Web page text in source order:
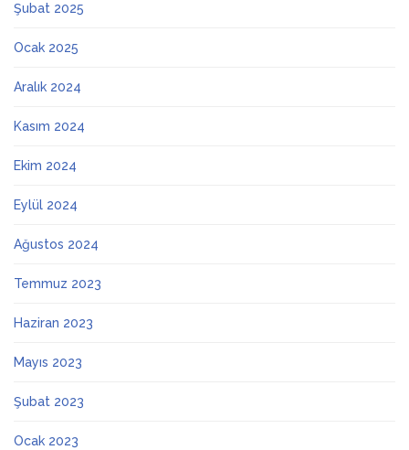
Şubat 2025
Ocak 2025
Aralık 2024
Kasım 2024
Ekim 2024
Eylül 2024
Ağustos 2024
Temmuz 2023
Haziran 2023
Mayıs 2023
Şubat 2023
Ocak 2023